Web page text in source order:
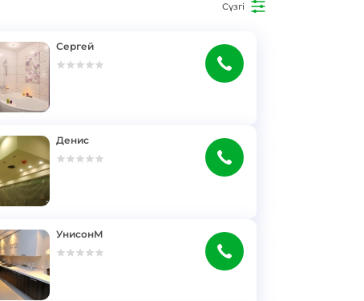
Сүзгі
Сергей
Денис
УнисонМ